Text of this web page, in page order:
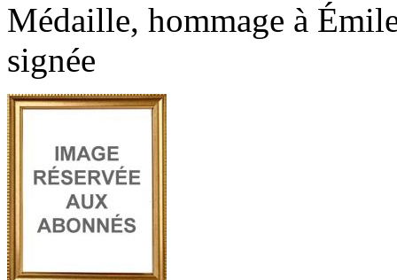
Médaille, hommage à
signée